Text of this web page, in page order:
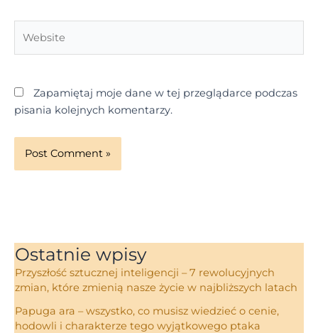
Zapamiętaj moje dane w tej przeglądarce podczas
pisania kolejnych komentarzy.
Ostatnie wpisy
Przyszłość sztucznej inteligencji – 7 rewolucyjnych
zmian, które zmienią nasze życie w najbliższych latach
Papuga ara – wszystko, co musisz wiedzieć o cenie,
hodowli i charakterze tego wyjątkowego ptaka